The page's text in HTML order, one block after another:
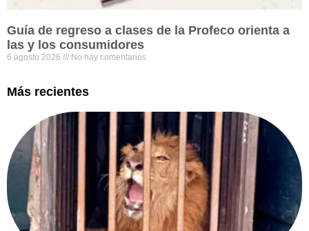
Guía de regreso a clases de la Profeco orienta a
las y los consumidores
6 agosto 2026 No hay comentarios
Más recientes